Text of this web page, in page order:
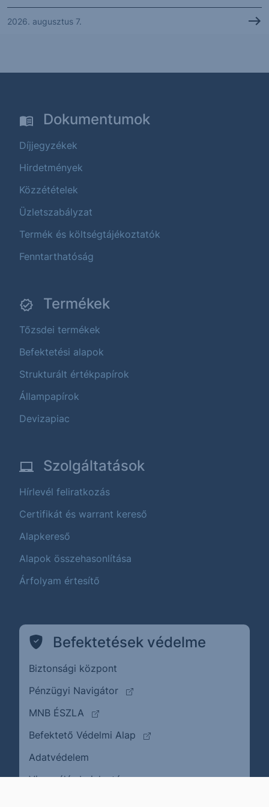
2026. augusztus 7.
Dokumentumok
Díjjegyzékek
Hirdetmények
Közzétételek
Üzletszabályzat
Termék és költségtájékoztatók
Fenntarthatóság
Termékek
Tőzsdei termékek
Befektetési alapok
Strukturált értékpapírok
Állampapírok
Devizapiac
Szolgáltatások
Hírlevél feliratkozás
Certifikát és warrant kereső
Alapkereső
Alapok összehasonlítása
Árfolyam értesítő
Befektetések védelme
Biztonsági központ
Pénzügyi Navigátor
(külső oldalra ugrik)
MNB ÉSZLA
(külső oldalra ugrik)
Befektető Védelmi Alap
(külső oldalra ugrik)
Adatvédelem
Visszaélés bejelentése(külső oldalra ugrik)